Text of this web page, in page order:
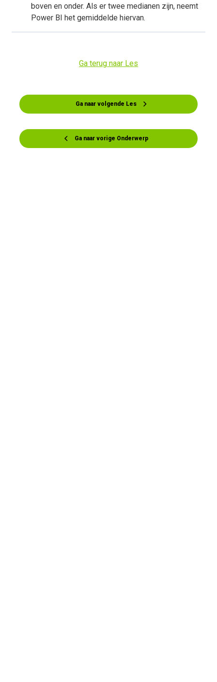
boven en onder. Als er twee medianen zijn, neemt
Power BI het gemiddelde hiervan.
Ga naar vorige Onderwerp
Ga terug naar Les
Ga naar volgende Les